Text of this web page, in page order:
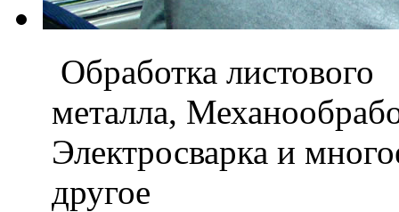
Обработка листового
металла,
Электросварка и
другое